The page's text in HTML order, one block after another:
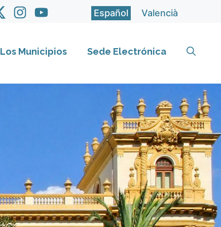
Español Valencià
Los Municipios Sede Electrónica